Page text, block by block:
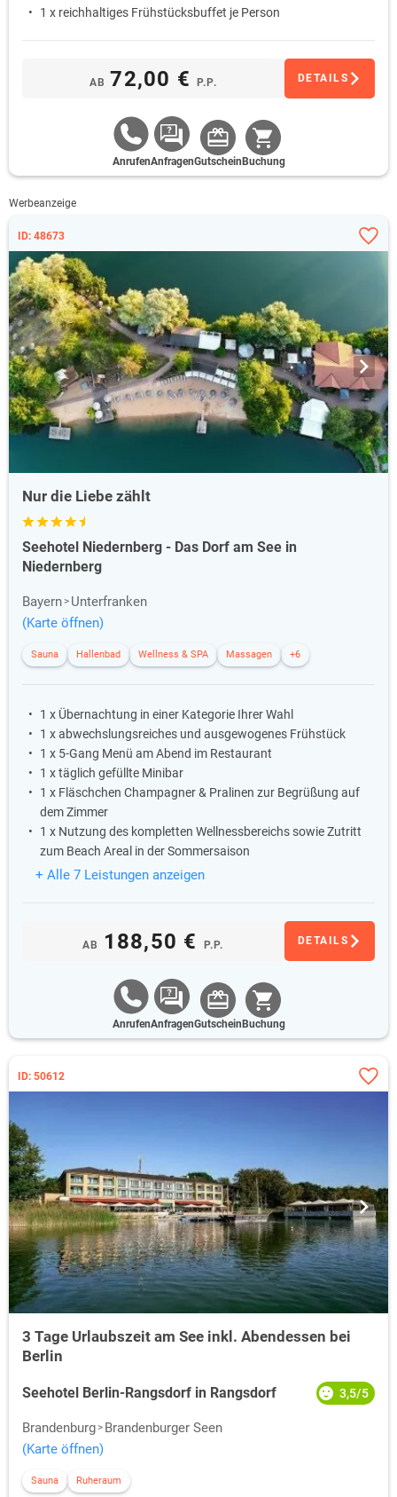
1 x reichhaltiges Frühstücksbuffet je Person
AB 72,00 € P.P. DETAILS
AnrufenAnfragenGutschein Buchung
Werbeanzeige
ID: 48673
Nur die Liebe zählt
Seehotel Niedernberg - Das Dorf am See in
Niedernberg
Bayern
Unterfranken
(Karte öffnen)
Sauna Hallenbad Wellness & SPA Massagen +6
1 x Übernachtung in einer Kategorie Ihrer Wahl
1 x abwechslungsreiches und ausgewogenes Frühstück
1 x 5-Gang Menü am Abend im Restaurant
1 x täglich gefüllte Minibar
1 x Fläschchen Champagner & Pralinen zur Begrüßung auf
dem Zimmer
1 x Nutzung des kompletten Wellnessbereichs sowie Zutritt
zum Beach Areal in der Sommersaison
+ Alle 7 Leistungen anzeigen
AB 188,50 € P.P. DETAILS
AnrufenAnfragenGutschein Buchung
ID: 50612
3 Tage Urlaubszeit am See inkl. Abendessen bei
Berlin
Seehotel Berlin-Rangsdorf in Rangsdorf 3,5/5
Brandenburg
Brandenburger Seen
(Karte öffnen)
Sauna Ruheraum